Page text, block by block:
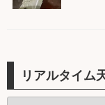
リアルタイム